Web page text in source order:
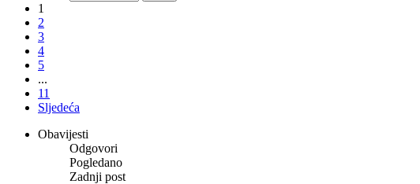
1
2
3
4
5
...
11
Sljedeća
Obavijesti
Odgovori
Pogledano
Zadnji post